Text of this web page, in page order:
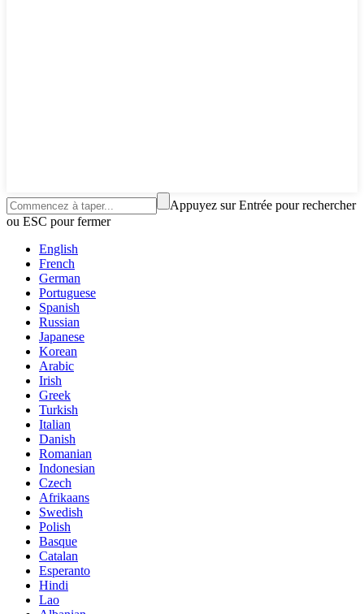
Appuyez sur Entrée pour rechercher
ou ESC pour fermer
English
French
German
Portuguese
Spanish
Russian
Japanese
Korean
Arabic
Irish
Greek
Turkish
Italian
Danish
Romanian
Indonesian
Czech
Afrikaans
Swedish
Polish
Basque
Catalan
Esperanto
Hindi
Lao